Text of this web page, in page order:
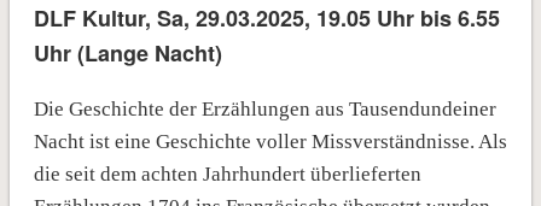
DLF Kultur, Sa, 29.03.2025, 19.05 Uhr bis 6.55
Uhr (Lange Nacht)
Die Geschichte der Erzählungen aus Tausendundeiner
Nacht ist eine Geschichte voller Missverständnisse. Als
die seit dem achten Jahrhundert überlieferten